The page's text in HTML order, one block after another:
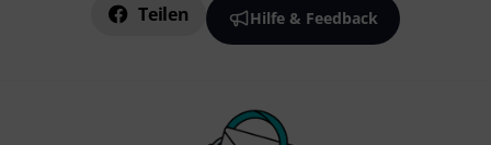
Teilen Hilfe & Feedback